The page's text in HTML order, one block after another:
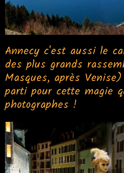
Annecy c'est aussi le
des plus grands
Masques, après
parti pour cette magie
photographes !